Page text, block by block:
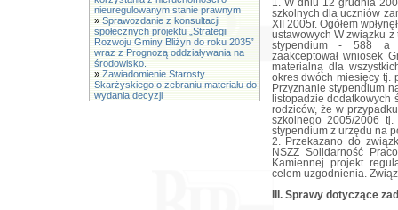
nieuregulowanym stanie prawnym
» Sprawozdanie z konsultacji
społecznych projektu „Strategii
Rozwoju Gminy Bliżyn do roku 2035”
wraz z Prognozą oddziaływania na
środowisko.
» Zawiadomienie Starosty
Skarżyskiego o zebraniu materiału do
wydania decyzji
1. W dniu 12 grudnia
szkolnych dla uczniów
XII 2005r. Ogółem
ustawowych W związku
stypendium - 588 a
zaakceptował wniosek
materialną dla
okres dwóch miesięcy tj.
Przyznanie stypendium
listopadzie dodatkowych
rodziców, że w
szkolnego 2005/2006
stypendium z urzędu na
2. Przekazano do
NSZZ Solidarność
Kamiennej projekt
celem uzgodnienia.
III. Sprawy dotyczące